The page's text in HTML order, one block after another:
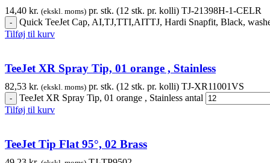
14,40 kr. (ekskl. moms) pr. stk. (12 stk. pr. kolli) TJ-21398H-1-CELR
Quick TeeJet Cap, AI,TJ,TTI,AITTJ, Hardi Snapfit, Black,
Tilføj til kurv
TeeJet XR Spray Tip, 01 orange , Stainless
82,53 kr. (ekskl. moms) pr. stk. (12 stk. pr. kolli) TJ-XR11001VS
TeeJet XR Spray Tip, 01 orange , Stainless antal
Tilføj til kurv
TeeJet Tip Flat 95°, 02 Brass